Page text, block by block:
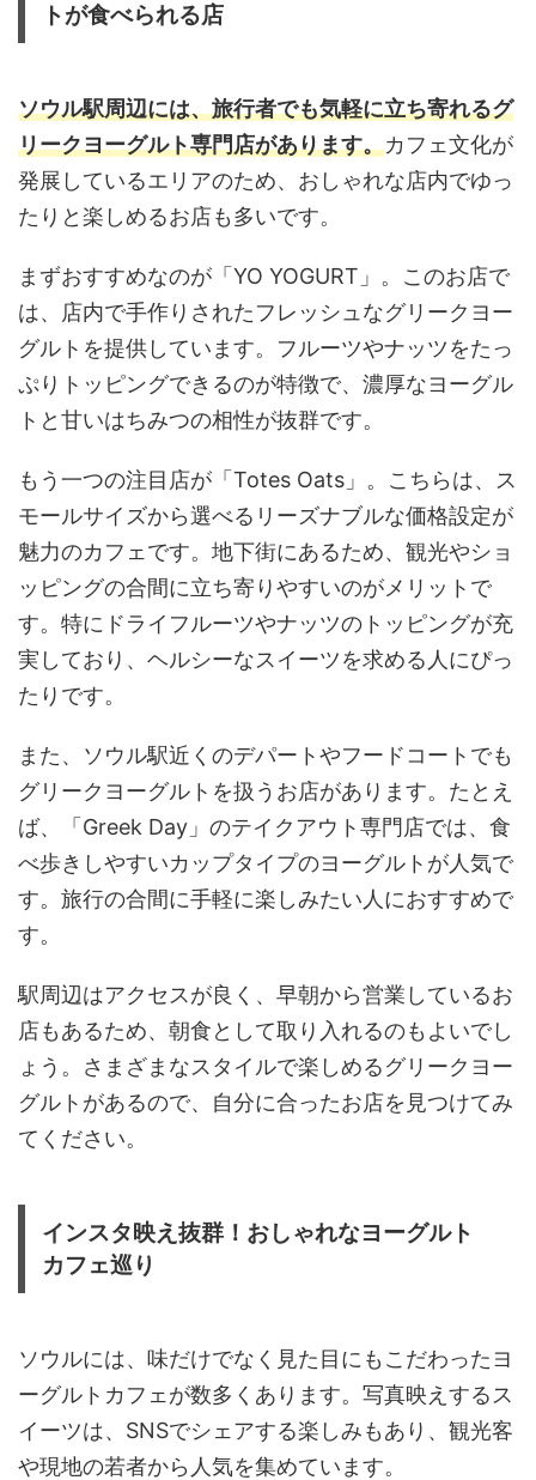
トが食べられる店
ソウル駅周辺には、旅行者でも気軽に立ち寄れるグ
リークヨーグルト専門店があります。カフェ文化が
発展しているエリアのため、おしゃれな店内でゆっ
たりと楽しめるお店も多いです。
まずおすすめなのが「YO YOGURT」。このお店で
は、店内で手作りされたフレッシュなグリークヨー
グルトを提供しています。フルーツやナッツをたっ
ぷりトッピングできるのが特徴で、濃厚なヨーグル
トと甘いはちみつの相性が抜群です。
もう一つの注目店が「Totes Oats」。こちらは、ス
モールサイズから選べるリーズナブルな価格設定が
魅力のカフェです。地下街にあるため、観光やショ
ッピングの合間に立ち寄りやすいのがメリットで
す。特にドライフルーツやナッツのトッピングが充
実しており、ヘルシーなスイーツを求める人にぴっ
たりです。
また、ソウル駅近くのデパートやフードコートでも
グリークヨーグルトを扱うお店があります。たとえ
ば、「Greek Day」のテイクアウト専門店では、食
べ歩きしやすいカップタイプのヨーグルトが人気で
す。旅行の合間に手軽に楽しみたい人におすすめで
す。
駅周辺はアクセスが良く、早朝から営業しているお
店もあるため、朝食として取り入れるのもよいでし
ょう。さまざまなスタイルで楽しめるグリークヨー
グルトがあるので、自分に合ったお店を見つけてみ
てください。
インスタ映え抜群！おしゃれなヨーグルト
カフェ巡り
ソウルには、味だけでなく見た目にもこだわったヨ
ーグルトカフェが数多くあります。写真映えするス
イーツは、SNSでシェアする楽しみもあり、観光客
や現地の若者から人気を集めています。